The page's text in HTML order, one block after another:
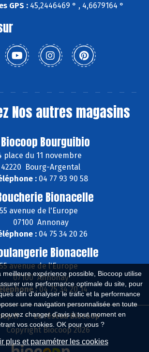
meilleure expérience possible, Biocoop utilise
une performance optimale du site, pour
afin d'analyser le trafic et la performance
une navigation personnalisée en toute
changer d'avis à tout moment en
vos cookies. OK pour vous ?
plus et paramétrer les cookies
GPS : 45,2446469 ° , 4,6679164 °
Nos autres magasins
Biocoop Bourguibio
place du 11 novembre
42220 Bourg-Argental
:04 77 93 90 58
Bionacelle
55 avenue de l'Europe
07100 Annonay
: 04 75 34 20 26
Bionacelle
55 avenue de l'Europe
07100 Annonay
:04 75 34 20 14
Le réseau Biocoop
Copyright Biocoop 2026